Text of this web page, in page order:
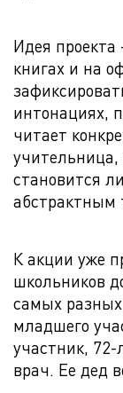
Идея
книгах и на
интонациях,
читает
становится
абстрактным
К акции уже
школьников
самых
младшего
участник,
врач. Ее дед